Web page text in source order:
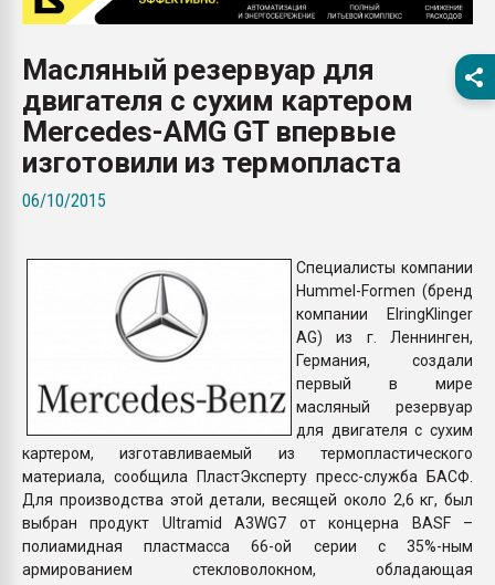
Вакуум-формовочные
Подмосковье, Москва
28.07.2026
первый план в
пластмасс
28.07.2026
Масляный резервуар для
двигателя с сухим картером
Mercedes-AMG GT впервые
изготовили из термопласта
06/10/2015
Специалисты компании
Hummel-Formen (бренд
компании ElringKlinger
AG) из г. Леннинген,
Германия, создали
первый в мире
масляный резервуар
для двигателя с сухим
картером, изготавливаемый из термопластического
материала, сообщила ПластЭксперту пресс-служба БАСФ.
Для производства этой детали, весящей около 2,6 кг, был
выбран продукт Ultramid A3WG7 от концерна BASF –
полиамидная пластмасса 66-ой серии с 35%-ным
армированием стекловолокном, обладающая